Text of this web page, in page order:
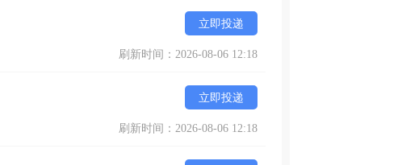
立即投递
刷新时间：2026-08-06 12:18
立即投递
刷新时间：2026-08-06 12:18